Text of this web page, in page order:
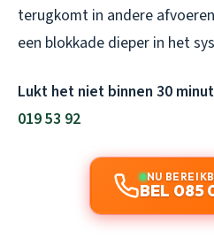
terugkomt in andere
een blokkade dieper in het
Lukt het niet binnen 30
019 53 92
NU
BEL 085